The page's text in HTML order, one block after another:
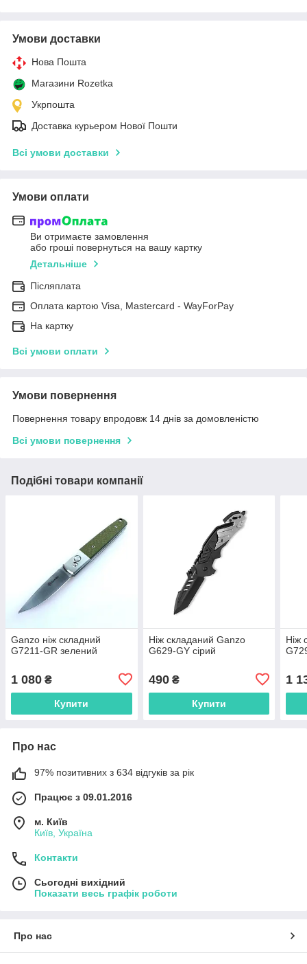
Умови доставки
Нова Пошта
Магазини Rozetka
Укрпошта
Доставка курьером Нової Пошти
Всі умови доставки
Умови оплати
Ви отримаєте замовлення
або гроші повернуться на вашу картку
Детальніше
Післяплата
Оплата картою Visa, Mastercard - WayForPay
На картку
Всі умови оплати
Умови повернення
Повернення товару впродовж 14 днів за домовленістю
Всі умови повернення
Подібні товари компанії
Ganzo нiж складний
G7211-GR зелений
1 080 ₴
Купити
Ніж складаний Ganzo
G629-GY сірий
490₴
Купити
Ніж
1
Про нас
97% позитивних з 634 відгуків за рік
Працює з 09.01.2016
м. Київ
Київ, Україна
Контакти
Сьогодні вихідний
Показати весь графік роботи
Про нас